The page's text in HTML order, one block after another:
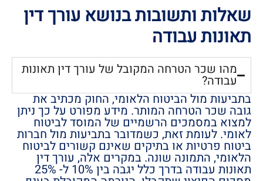
שאלות ותשובות בנושא עורך דין
תאונות עבודה
מהו שכר הטרחה המקובל של עורך דין תאונות
עבודה?
בתביעות מול הביטוח הלאומי, החוק מכתיב את
גובה שכר הטרחה המותר. מידע מפורט על כך ניתן
למצוא במסמכים הרשמיים של המוסד לביטוח
לאומי. לעומת זאת, כשמדובר בתביעות מול חברות
ביטוח פרטיות או בתיקים שאינם קשורים לביטוח
הלאומי, התמונה שונה. במקרים אלה, עורך דין
תאונות עבודה בדרך כלל יגבה בין 10% ל- 25%